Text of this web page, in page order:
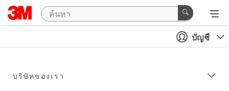
บัญชี
บริษัทของเรา